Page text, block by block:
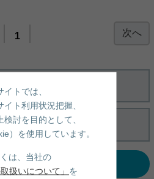
務所・民泊等の利用可能です。 １Fは土間
フォーム可能ですので、お好きな間取りに
OK！ ※躯体等の変更は不可となります。
ム希望の場合は、貸主の承諾が必要となり
随時見学可能です。
詳細を見る
1 次へ
件でお問い合わせ
イトでは、
イト利用状況把握、
討を目的として、
）を使用しています。
は、当社の
扱いについて」 を